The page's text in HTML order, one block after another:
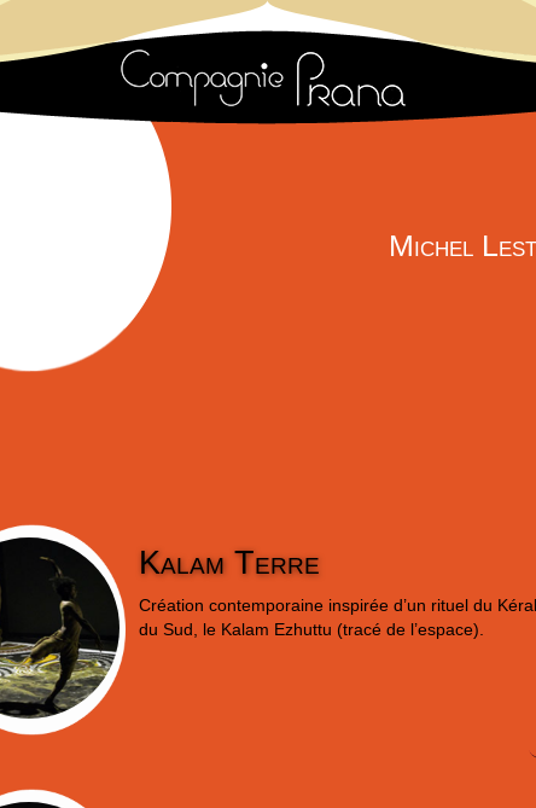
Michel
Kalam Terre
Création contemporaine inspirée d’un rituel du
du Sud, le Kalam Ezhuttu (tracé de l’espace).